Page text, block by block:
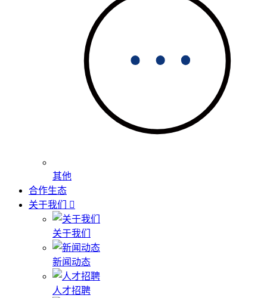
其他
合作生态
关于我们
关于我们
新闻动态
人才招聘